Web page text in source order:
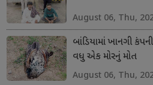
August 06, Thu,
બાંડિયામાં ખાનગી
વધુ એક મોરનું મોત
August 06, Thu,